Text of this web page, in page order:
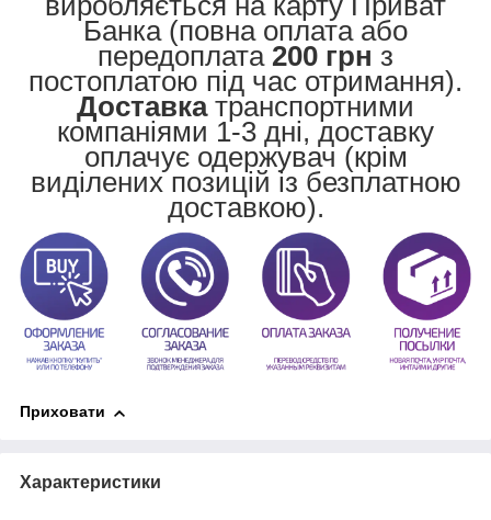
Банка (повна оплата або
передоплата 200 грн з
постоплатою під час отримання).
Доставкатранспортними
компаніями 1-3 дні, доставку
оплачує одержувач (крім
виділених позицій із безплатною
доставкою).
Приховати
Характеристики